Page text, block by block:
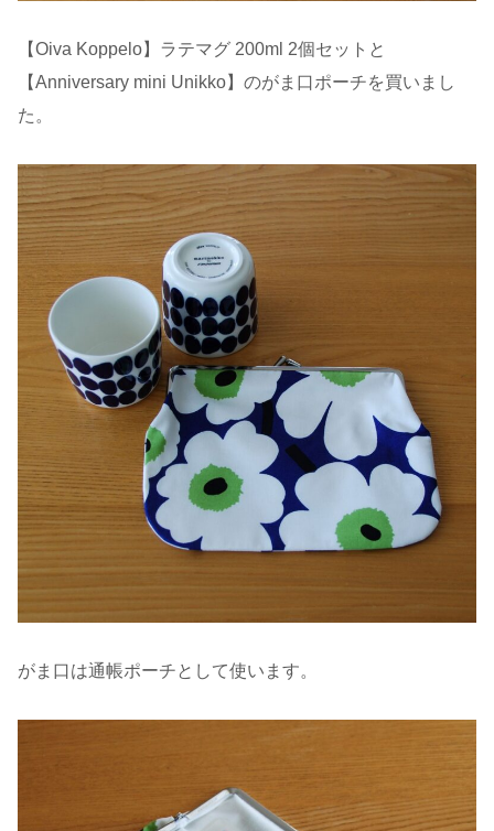
【Oiva Koppelo】ラテマグ 200ml 2個セットと
【Anniversary mini Unikko】のがま口ポーチを買いまし
た。
がま口は通帳ポーチとして使います。